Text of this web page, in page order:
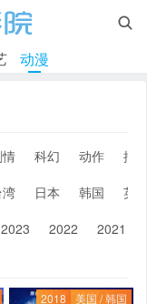

动漫
情 科幻 动作
搞
湾 日本 韩国
英
2023 2022 2021
2018 美国 / 韩国